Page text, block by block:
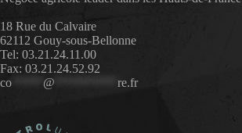
18 Rue du Calvaire
62112 Gouy-sous-Bellonne
Tel: 03.21.24.11.00
Fax: 03.21.24.52.92
co
@ re.fr